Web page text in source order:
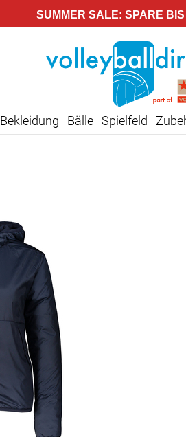
SUMMER SALE: SPARE
Bekleidung Bälle Spielfeld